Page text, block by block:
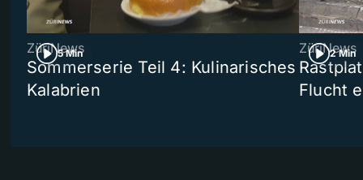
5 Min
ZüriNews
Sommerserie Teil 4: Kulinarisches
Kalabrien
2 Min
ZüriNews
Flucht